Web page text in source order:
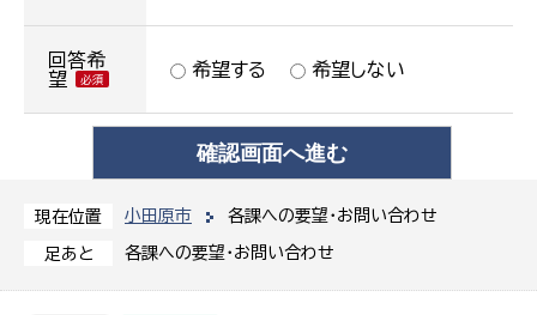
現在位置 小田原市 各課への要望・お問い合わせ
足あと 各課への要望・お問い合わせ
回答希
望
希望する 希望しない